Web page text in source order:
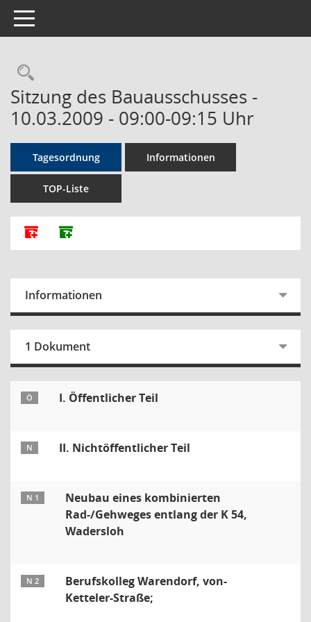
Toggle navigation
Rechercheauswahl
Sitzung des Bauausschusses -
10.03.2009 - 09:00-09:15 Uhr
Tagesordnung Informationen
TOP-Liste
Alle Dokumente zu dieser Sitzung zusammenfassen
Dokumente ohne Anlagen zusammenfassen
Informationen
1 Dokument
Ö I. Öffentlicher Teil
N II. Nichtöffentlicher Teil
N 1
Neubau eines kombinierten
Rad-/Gehweges entlang der K 54,
Wadersloh
N 2
Berufskolleg Warendorf, von-
Ketteler-Straße;